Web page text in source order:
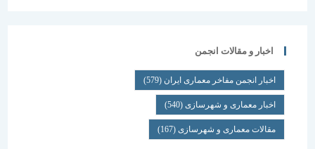
اخبار و مقالات انجمن
اخبار انجمن مفاخر معماری ایران (579)
اخبار معماری و شهرسازی(540)
مقالات معماری و شهرسازی(167)